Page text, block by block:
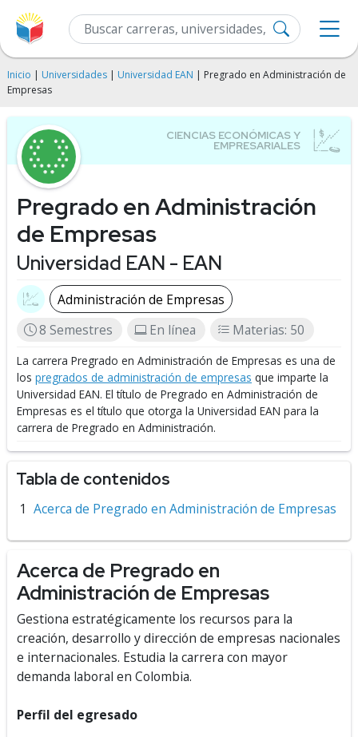
Inicio | Universidades | Universidad EAN | Pregrado en Administración de
Empresas
Pregrado en Administración
de Empresas
Universidad EAN - EAN
Administración de Empresas
8 Semestres
En línea Materias: 50
La carrera Pregrado en Administración de Empresas es una de
los pregrados de administración de empresas que imparte la
Universidad EAN. El título de Pregrado en Administración de
Empresas es el título que otorga la Universidad EAN para la
carrera de Pregrado en Administración.
Tabla de contenidos
Acerca de Pregrado en Administración de Empresas
Acerca de Pregrado en
Administración de Empresas
Gestiona estratégicamente los recursos para la
creación, desarrollo y dirección de empresas nacionales
e internacionales. Estudia la carrera con mayor
demanda laboral en Colombia.
Perfil del egresado